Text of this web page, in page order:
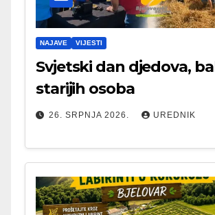
NAJAVE VIJESTI
Svjetski dan djedova,
starijih osoba
26. SRPNJA 2026. UREDNIK